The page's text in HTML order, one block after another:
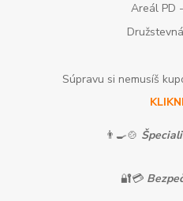
Areál PD
Súpravu si nemusíš
👨‍🍳🍲
🔐💳